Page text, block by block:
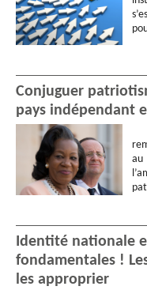
Conjuguer
pays indépendant
au
Identité nationale
fondamentales !
les approprier